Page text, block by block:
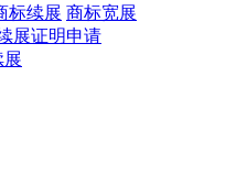
标续展 商标宽展
展证明申请
展